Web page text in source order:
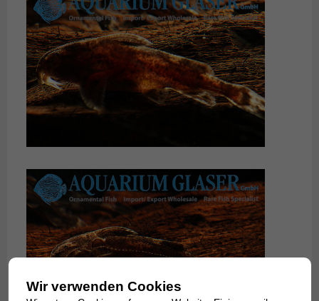
Wir verwenden Cookies